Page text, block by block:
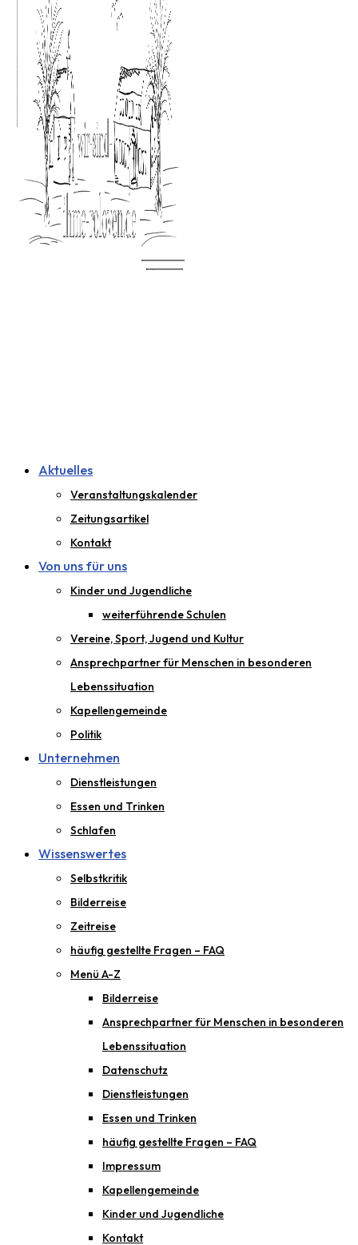
Aktuelles
Veranstaltungskalender
Zeitungsartikel
Kontakt
Von uns für uns
Kinder und Jugendliche
weiterführende Schulen
Vereine, Sport, Jugend und Kultur
Ansprechpartner für Menschen in besonderen
Lebenssituation
Kapellengemeinde
Politik
Unternehmen
Dienstleistungen
Essen und Trinken
Schlafen
Wissenswertes
Selbstkritik
Bilderreise
Zeitreise
häufig gestellte Fragen – FAQ
Menü A-Z
Bilderreise
Ansprechpartner für Menschen in besonderen
Lebenssituation
Datenschutz
Dienstleistungen
Essen und Trinken
häufig gestellte Fragen – FAQ
Impressum
Kapellengemeinde
Kinder und Jugendliche
Kontakt